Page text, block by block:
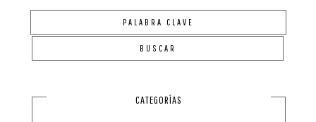
CATEGORÍAS